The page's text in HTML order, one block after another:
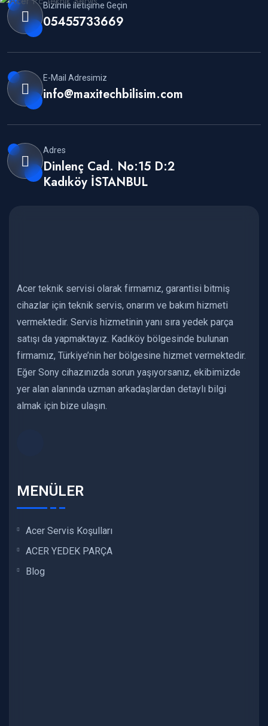
Bizimle iletişime Geçin
05455733669
E-Mail Adresimiz
info@maxitechbilisim.com
Adres
Dinlenç Cad. No:15 D:2
Kadıköy İSTANBUL
Acer teknik servisi olarak firmamız, garantisi bitmiş
cihazlar için teknik servis, onarım ve bakım hizmeti
vermektedir. Servis hizmetinin yanı sıra yedek parça
satışı da yapmaktayız. Kadıköy bölgesinde bulunan
firmamız, Türkiye’nin her bölgesine hizmet vermektedir.
Eğer Sony cihazınızda sorun yaşıyorsanız, ekibimizde
yer alan alanında uzman arkadaşlardan detaylı bilgi
almak için bize ulaşın.
MENÜLER
Acer Servis Koşulları
ACER YEDEK PARÇA
Blog